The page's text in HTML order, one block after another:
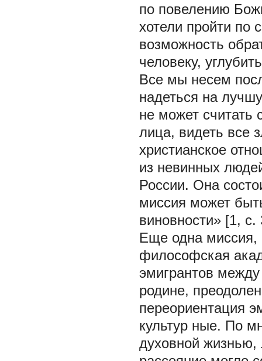
по повелению
хотели пройти по
возможность
человеку,
Все мы несем
надеться на
не может считать
лица, видеть все
христианское
из невинных
России. Она
миссия может
виновности» [1,
Еще одна миссия,
философская
эмигрантов
родине,
переориентация
культур ные. По
духовной жизнью,